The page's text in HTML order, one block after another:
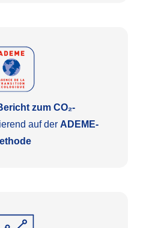
zum CO₂-
auf der ADEME-